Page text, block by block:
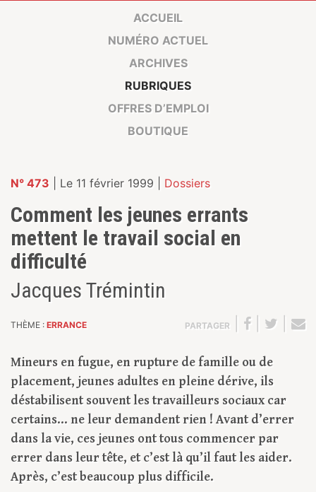
ACCUEIL
NUMÉRO ACTUEL
ARCHIVES
RUBRIQUES
OFFRES D’EMPLOI
BOUTIQUE
N° 473 | Le 11 février 1999 | Dossiers
Comment les jeunes errants
mettent le travail social en
difficulté
Jacques Trémintin
THÈME : ERRANCE PARTAGER
Mineurs en fugue, en rupture de famille ou de
placement, jeunes adultes en pleine dérive, ils
déstabilisent souvent les travailleurs sociaux car
certains… ne leur demandent rien ! Avant d’errer
dans la vie, ces jeunes ont tous commencer par
errer dans leur tête, et c’est là qu’il faut les aider.
Après, c’est beaucoup plus difficile.